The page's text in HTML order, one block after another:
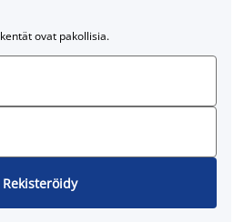
ovat pakollisia.
Rekisteröidy